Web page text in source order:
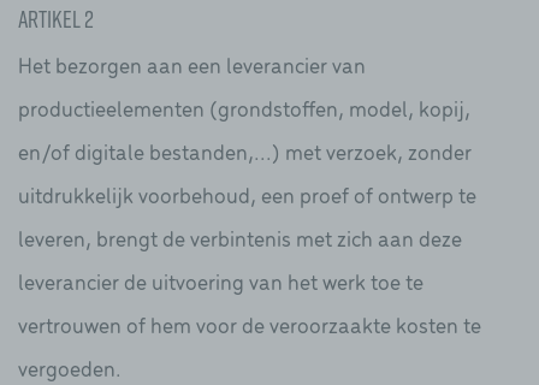
Artikel 2
Het bezorgen aan een leverancier van
productieelementen (grondstoffen, model, kopij,
en/of digitale bestanden,...) met verzoek, zonder
uitdrukkelijk voorbehoud, een proef of ontwerp te
leveren, brengt de verbintenis met zich aan deze
leverancier de uitvoering van het werk toe te
vertrouwen of hem voor de veroorzaakte kosten te
vergoeden.